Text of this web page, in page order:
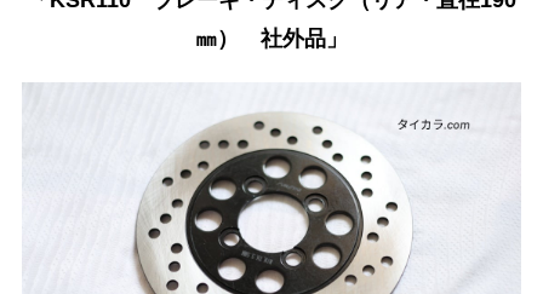
㎜） 社外品」